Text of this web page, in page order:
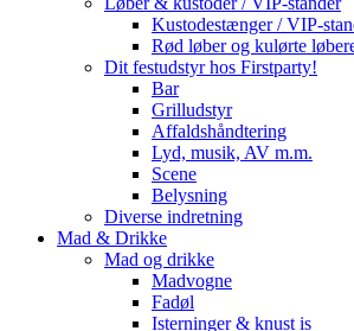
Kustodestænger / VIP-
Rød løber og kulørte
Dit festudstyr hos Firstparty!
Bar
Grilludstyr
Affaldshåndtering
Lyd, musik, AV m.m.
Scene
Belysning
Diverse indretning
Mad & Drikke
Mad og drikke
Madvogne
Fadøl
Isterninger & knust is